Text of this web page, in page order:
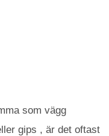
som vägg
gips , är det oftast